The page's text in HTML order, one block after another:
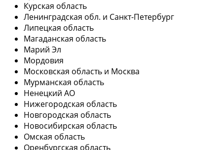
Курская область
Ленинградская обл. и Санкт-Петербург
Липецкая область
Магаданская область
Марий Эл
Мордовия
Московская область и Москва
Мурманская область
Ненецкий АО
Нижегородская область
Новгородская область
Новосибирская область
Омская область
Оренбургская область